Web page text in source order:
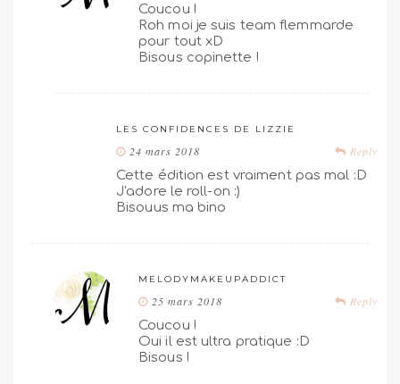
Coucou !
Roh moi je suis team flemmarde
pour tout xD
Bisous copinette !
LES CONFIDENCES DE LIZZIE
Reply
24 mars 2018
Cette édition est vraiment pas mal :D
J'adore le roll-on :)
Bisouus ma bino
MELODYMAKEUPADDICT
Reply
25 mars 2018
Coucou !
Oui il est ultra pratique :D
Bisous !